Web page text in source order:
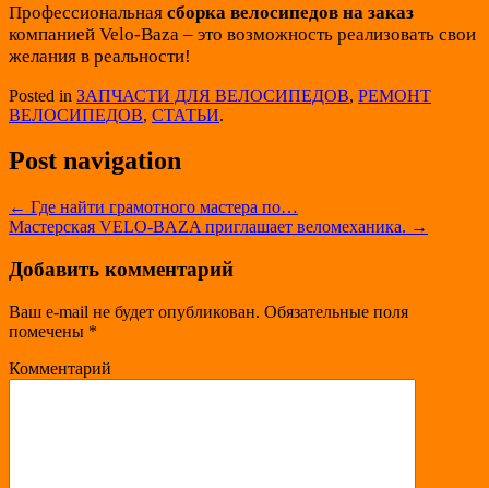
Профессиональная сборка велосипедов на заказ
компанией Velo-Baza – это возможность реализовать свои
желания в реальности!
Posted in ЗАПЧАСТИ ДЛЯ ВЕЛОСИПЕДОВ, РЕМОНТ
ВЕЛОСИПЕДОВ, СТАТЬИ.
Post navigation
← Где найти грамотного мастера по…
Мастерская VELO-BAZA приглашает веломеханика. →
Добавить комментарий
Ваш e-mail не будет опубликован. Обязательные поля
помечены *
Комментарий